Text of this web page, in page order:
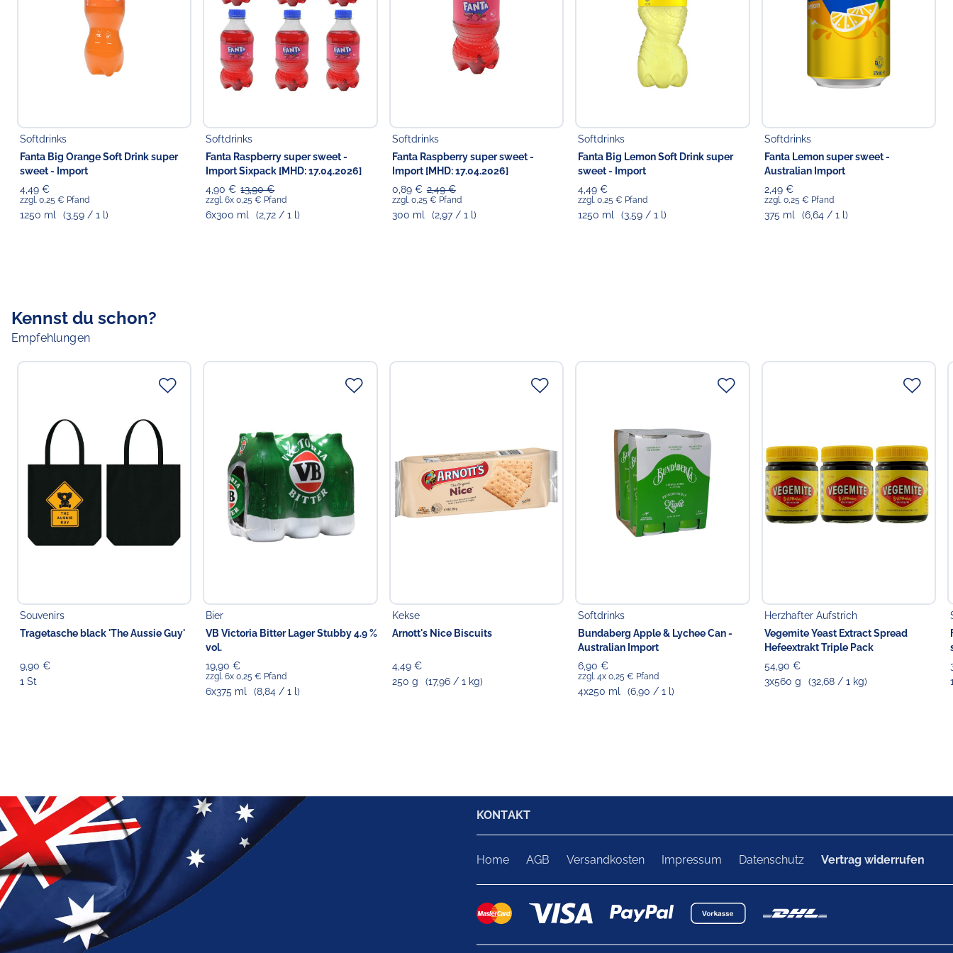
Softdrinks
Fanta Big Orange Soft Drink super
sweet - Import
4,49 €
zzgl. 0,25 € Pfand
1250 ml (3,59 / 1 l)
Softdrinks
Fanta Raspberry super sweet -
Import Sixpack [MHD: 17.04.2026]
4,90 € 13,90 €
zzgl. 6x 0,25 € Pfand
6x300 ml (2,72 / 1 l)
Softdrinks
Fanta Raspberry super sweet -
Import [MHD: 17.04.2026]
0,89 € 2,49 €
zzgl. 0,25 € Pfand
300 ml (2,97 / 1 l)
Softdrinks
Fanta Big Lemon Soft Drink super
sweet - Import
4,49 €
zzgl. 0,25 € Pfand
1250 ml (3,59 / 1 l)
Softdrinks
Fanta Lemon super sweet -
Australian Import
2,49 €
zzgl. 0,25 € Pfand
375 ml (6,64 / 1 l)
Kennst du schon?
Empfehlungen
Souvenirs
Tragetasche black 'The Aussie Guy'
9,90 €
1 St
Bier
VB Victoria Bitter Lager Stubby 4.9 %
vol.
19,90 €
zzgl. 6x 0,25 € Pfand
6x375 ml (8,84 / 1 l)
Kekse
Arnott's Nice Biscuits
4,49 €
250 g
(17,96 / 1 kg)
Softdrinks
Bundaberg Apple & Lychee Can -
Australian Import
6,90 €
zzgl. 4x 0,25 € Pfand
4x250 ml (6,90 / 1 l)
Herzhafter Aufstrich
Vegemite Yeast Extract Spread
Hefeextrakt Triple Pack
54,90 €
3x560 g
(32,68 / 1 kg)
KONTAKT
Home AGB Versandkosten Impressum Datenschutz Vertrag widerrufen